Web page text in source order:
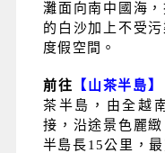
灘面向南中國海
的白沙加上不受
度假空間。
前往 【山茶半島】
茶半島，由全越
接，沿途景色麗
半島長15公里，